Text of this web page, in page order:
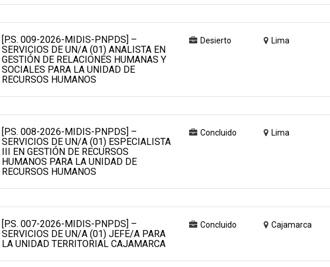
[P.S. 009-2026-MIDIS-PNPDS] –
SERVICIOS DE UN/A (01) ANALISTA EN
GESTIÓN DE RELACIONES HUMANAS Y
SOCIALES PARA LA UNIDAD DE
RECURSOS HUMANOS
Desierto Lima
[P.S. 008-2026-MIDIS-PNPDS] –
SERVICIOS DE UN/A (01) ESPECIALISTA
III EN GESTIÓN DE RECURSOS
HUMANOS PARA LA UNIDAD DE
RECURSOS HUMANOS
Concluido Lima
[P.S. 007-2026-MIDIS-PNPDS] –
SERVICIOS DE UN/A (01) JEFE/A PARA
LA UNIDAD TERRITORIAL CAJAMARCA
Concluido Cajamarca